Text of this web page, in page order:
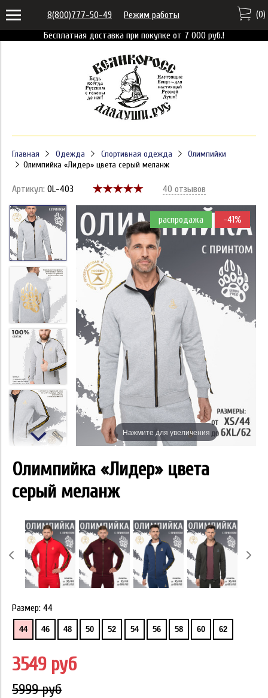
Бесплатная доставка при покупке от 7 000 руб.!
8(800)777-50-49 Режим работы (0)
Главная Одежда Спортивная одежда
Олимпийки
Олимпийка «Лидер» цвета серый меланж
Артикул: OL-403 40 отзывов
распродажа -41%
Нажмите для увеличения
Олимпийка «Лидер» цвета
серый меланж
Размер: 44
44 46 48 50 52 54 56 58 60 62
3549 руб
5999 руб